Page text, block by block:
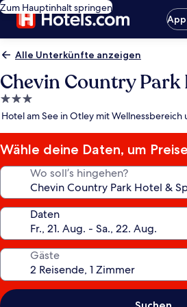
Zum Hauptinhalt springen
Alle Unterkünfte anzeigen
Chevin Country Park
3.0-
Sterne-
Hotel am See in Otley mit
Wähle deine Daten, um
Wo soll’s hingehen?
Daten
Gäste